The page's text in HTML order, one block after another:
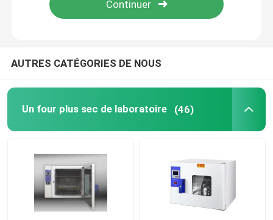
Contact
Tous les cas
AUTRES CATÉGORIES DE NOUS
Un four plus sec de laboratoire (46)